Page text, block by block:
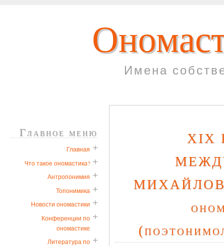
Имена
XIX
Главное меню
Главная
Что такое ономастика?
Антропонимия
Топонимика
Новости ономастики
Конференции по
ономастике
Литература по